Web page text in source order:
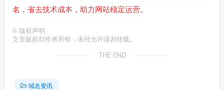
名，省去技术成本，助力网站稳定运营。
© 版权声明
文章版权归作者所有，未经允许请勿转载。
THE END
域名资讯